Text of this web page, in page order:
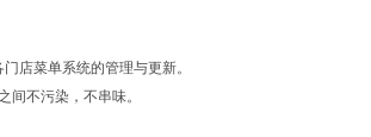
店菜单系统的管理与更新。
不污染，不串味。